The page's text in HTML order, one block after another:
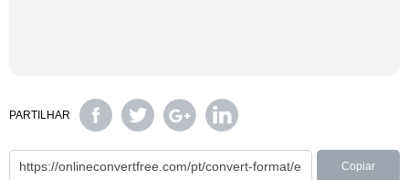
PARTILHAR
Copiar